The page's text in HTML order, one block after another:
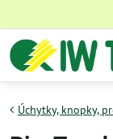
Úchytky, knopky,